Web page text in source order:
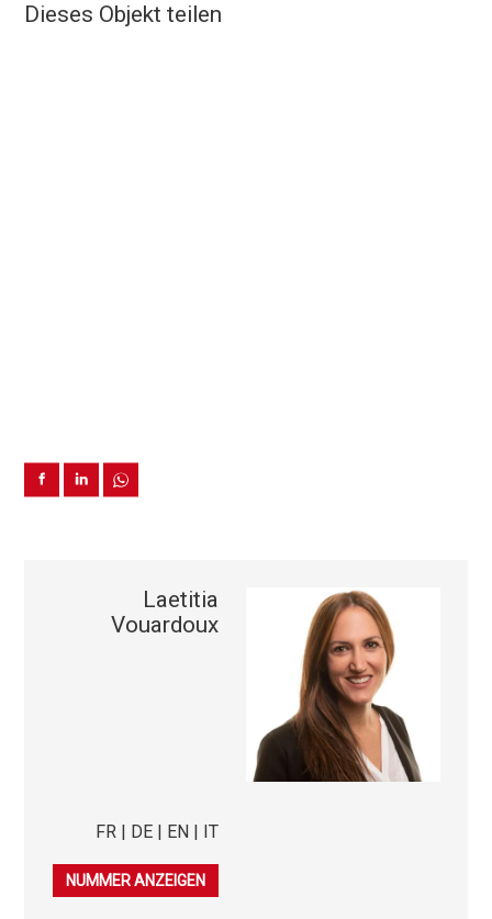
Dieses Objekt teilen
Laetitia
Vouardoux
FR | DE | EN | IT
079 278 40 03
NUMMER ANZEIGEN